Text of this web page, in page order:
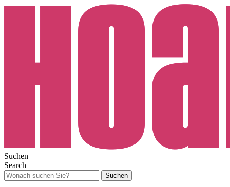
Suchen
Search
Suchen